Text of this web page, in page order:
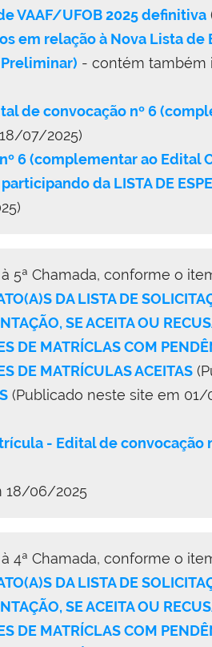
VAAF/UFOB 2025 definitiva
em relação à Nova Lista de
- contém também
de convocação nº 6
07/2025)
6 (complementar ao Edital
da LISTA DE
5ª Chamada, conforme o
DA LISTA DE
SE ACEITA OU
DE MATRÍCLAS COM
DE MATRÍCULAS ACEITAS
(Publicado neste site em 01/
- Edital de convocação
18/06/2025
4ª Chamada, conforme o
DA LISTA DE
SE ACEITA OU
DE MATRÍCLAS COM